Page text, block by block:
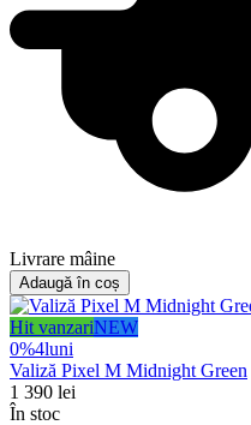
Livrare mâine
Adaugă în coș
Hit vanzariNEW
0%4luni
Valiză Pixel M Midnight Green
1 390 lei
În stoc